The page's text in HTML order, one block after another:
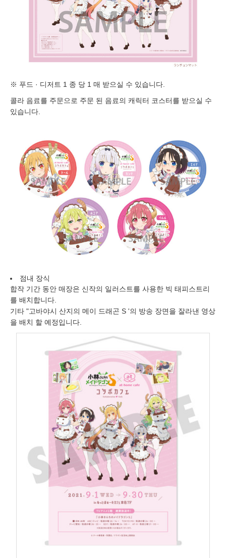
※ 푸드 · 디저트 1 종 당 1 매 받으실 수 있습니다.
콜라 음료를 주문으로 주문 된 음료의 캐릭터 코스터를 받으실 수
있습니다.
점내 장식
합작 기간 동안 매장은 신작의 일러스트를 사용한 빅 태피스트리
를 배치합니다.
기타 "고바야시 산지의 메이 드래곤 S '의 방송 장면을 잘라낸 영상
을 배치 할 예정입니다.